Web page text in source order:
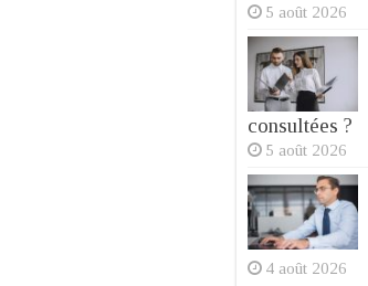
5 août 2026
consultées ?
5 août 2026
4 août 2026